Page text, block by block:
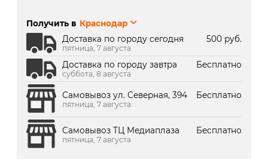
г. Краснодар, ТК Медиаплаза:
Получить в Краснодар
Доставка по городу сегодня
500 руб.
пятница, 7 августа
Доставка по городу завтра Бесплатно
суббота, 8 августа
Самовывоз ул. Северная, 394 Бесплатно
пятница, 7 августа
Самовывоз ТЦ Медиаплаза Бесплатно
пятница, 7 августа